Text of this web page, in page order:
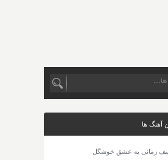
آهنگ ها
زمانی یه عشق خوشگل